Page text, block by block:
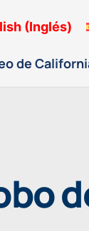
(Inglés)
de